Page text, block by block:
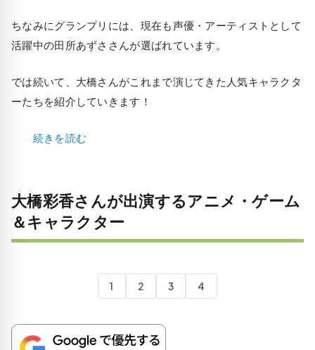
ちなみにグランプリには、現在も声優・アーティストとして
活躍中の田所あずささんが選ばれています。
では続いて、大橋さんがこれまで演じてきた人気キャラクタ
ーたちを紹介していきます！
続きを読む
大橋彩香さんが出演するアニメ・ゲーム
＆キャラクター
1 2 3 4